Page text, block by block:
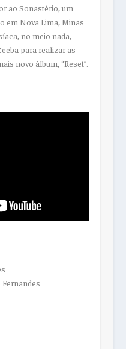
ao Sonastério, um
em Nova Lima, Minas
no meio nada,
para realizar as
novo álbum, “Reset”.